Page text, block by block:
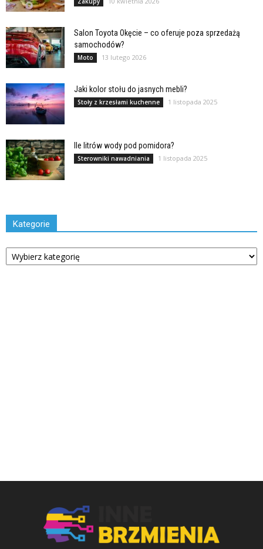
Salon Toyota Okęcie – co oferuje poza sprzedażą
samochodów?
Moto 13 lutego 2026
Jaki kolor stołu do jasnych mebli?
Stoły z krzesłami kuchenne 1 listopada 2025
Ile litrów wody pod pomidora?
Sterowniki nawadniania 1 listopada 2025
Kategorie
Kategorie